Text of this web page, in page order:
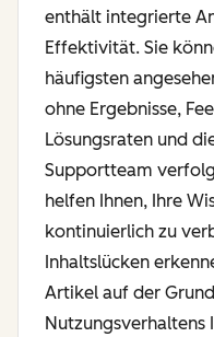
enthält integrierte
Effektivität. Sie
häufigsten
ohne Ergebnisse,
Lösungsraten und
Supportteam
helfen Ihnen, Ihre
kontinuierlich zu
Inhaltslücken
Artikel auf der